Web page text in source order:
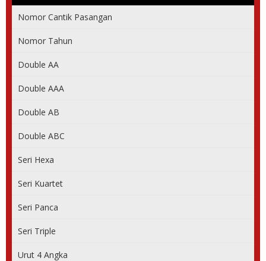
Nomor Cantik Pasangan
Nomor Tahun
Double AA
Double AAA
Double AB
Double ABC
Seri Hexa
Seri Kuartet
Seri Panca
Seri Triple
Urut 4 Angka